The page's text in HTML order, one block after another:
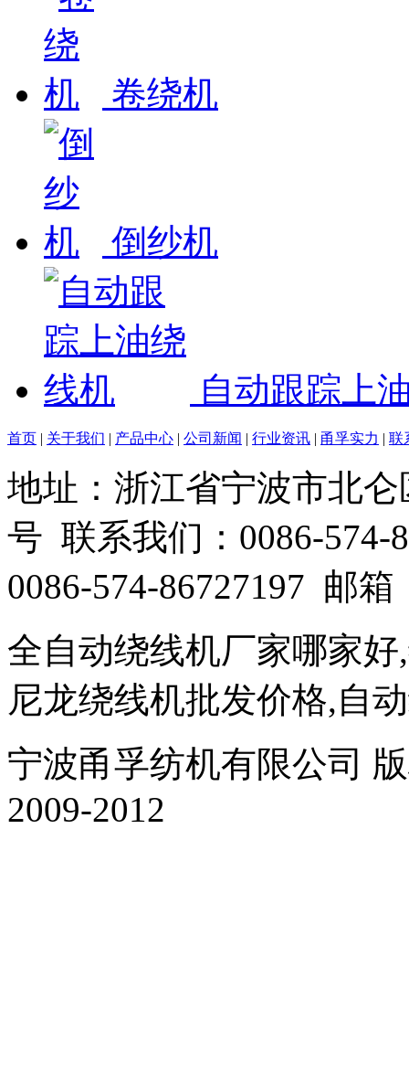
卷绕机
倒纱机
自动跟踪上
首页 | 关于我们 | 产品中心 | 公司新闻 | 行业资讯 | 甬孚实力 | 联
地址：浙江省宁波市北
号 联系我们：0086-574-
0086-574-86727197 邮箱
全自动绕线机厂家哪家
尼龙绕线机批发价格,自
宁波甬孚纺机有限公司
2009-2012